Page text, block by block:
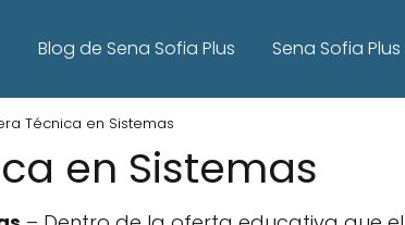
Blog de Sena Sofia Plus Sena Sofia Plus
Técnica en Sistemas
en Sistemas